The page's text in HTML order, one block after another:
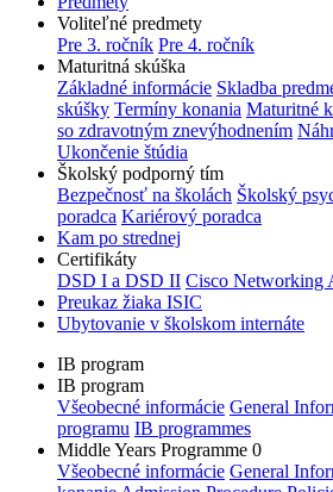
Voliteľné predmety
Pre 3. ročník Pre 4. ročník
Maturitná skúška
Základné informácie Skladba
skúšky Termíny konania Maturitné
so zdravotným znevýhodnením
Ukončenie štúdia
Školský podporný tím
Bezpečnosť na školách Školský
poradca Kariérový poradca
Kam po strednej
Certifikáty
DSD I a DSD II Cisco Networking
Preukaz žiaka ISIC
Ubytovanie v školskom internáte
IB program
IB program
Všeobecné informácie General
programu IB programmes
Middle Years Programme 0
Všeobecné informácie General